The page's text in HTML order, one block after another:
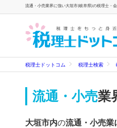
流通・小売業界に強い大垣市(岐阜県)の税理士・
税理士ドットコム 税理士検索
流通・小売業
大垣市内の流通・小売業